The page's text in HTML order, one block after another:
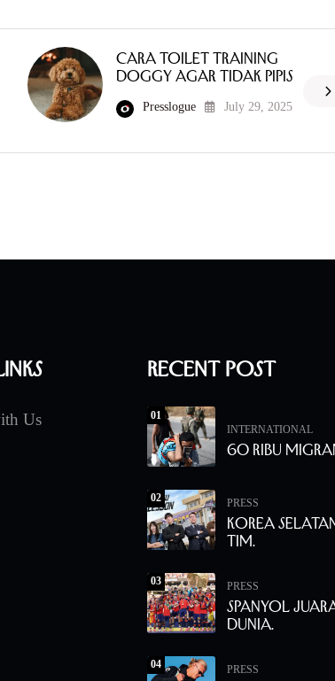
Cara Toilet Training
Doggy Agar Tidak Pipis
Presslogue July 29, 2025
Us
Recent Post
01
INTERNATIONAL
60 Ribu
02 PRESS
Korea
Tim.
03 PRESS
Spanyol
Dunia.
04 PRESS